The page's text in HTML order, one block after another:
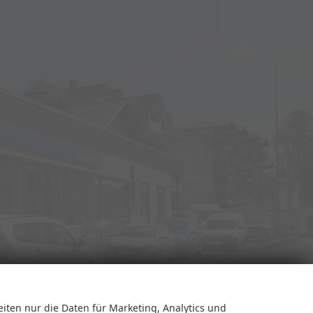
nur die Daten für Marketing, Analytics und